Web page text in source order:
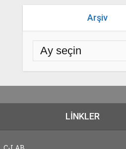
Arşiv
LINKLER